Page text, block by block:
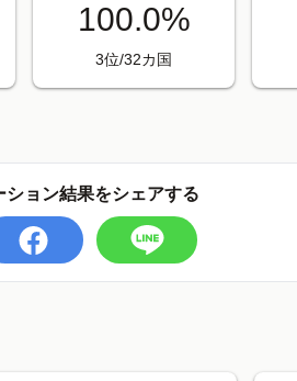
100.0%
3位/32カ国
ョン結果をシェアする